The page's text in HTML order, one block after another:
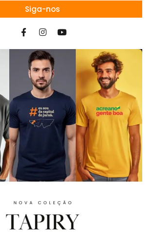
Siga-nos